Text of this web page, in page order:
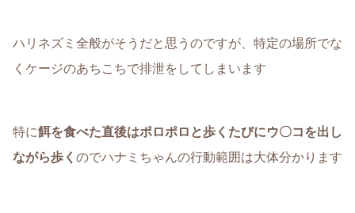
ハリネズミ全般がそうだと思うのですが、特定の場所でな
くケージのあちこちで排泄をしてしまいます
特に餌を食べた直後はポロポロと歩くたびにウ〇コを出し
ながら歩く のでハナミちゃんの行動範囲は大体分かります